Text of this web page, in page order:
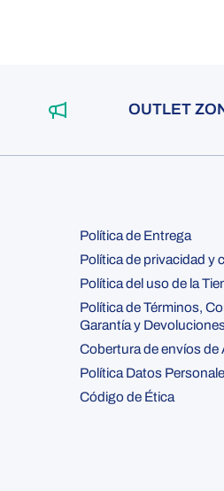
OUTLET ZONE
Política de Entrega
Política de privacidad y
Política del uso de la
Política de Términos,
Garantía y
Cobertura de envíos de
Política Datos
Código de Ética